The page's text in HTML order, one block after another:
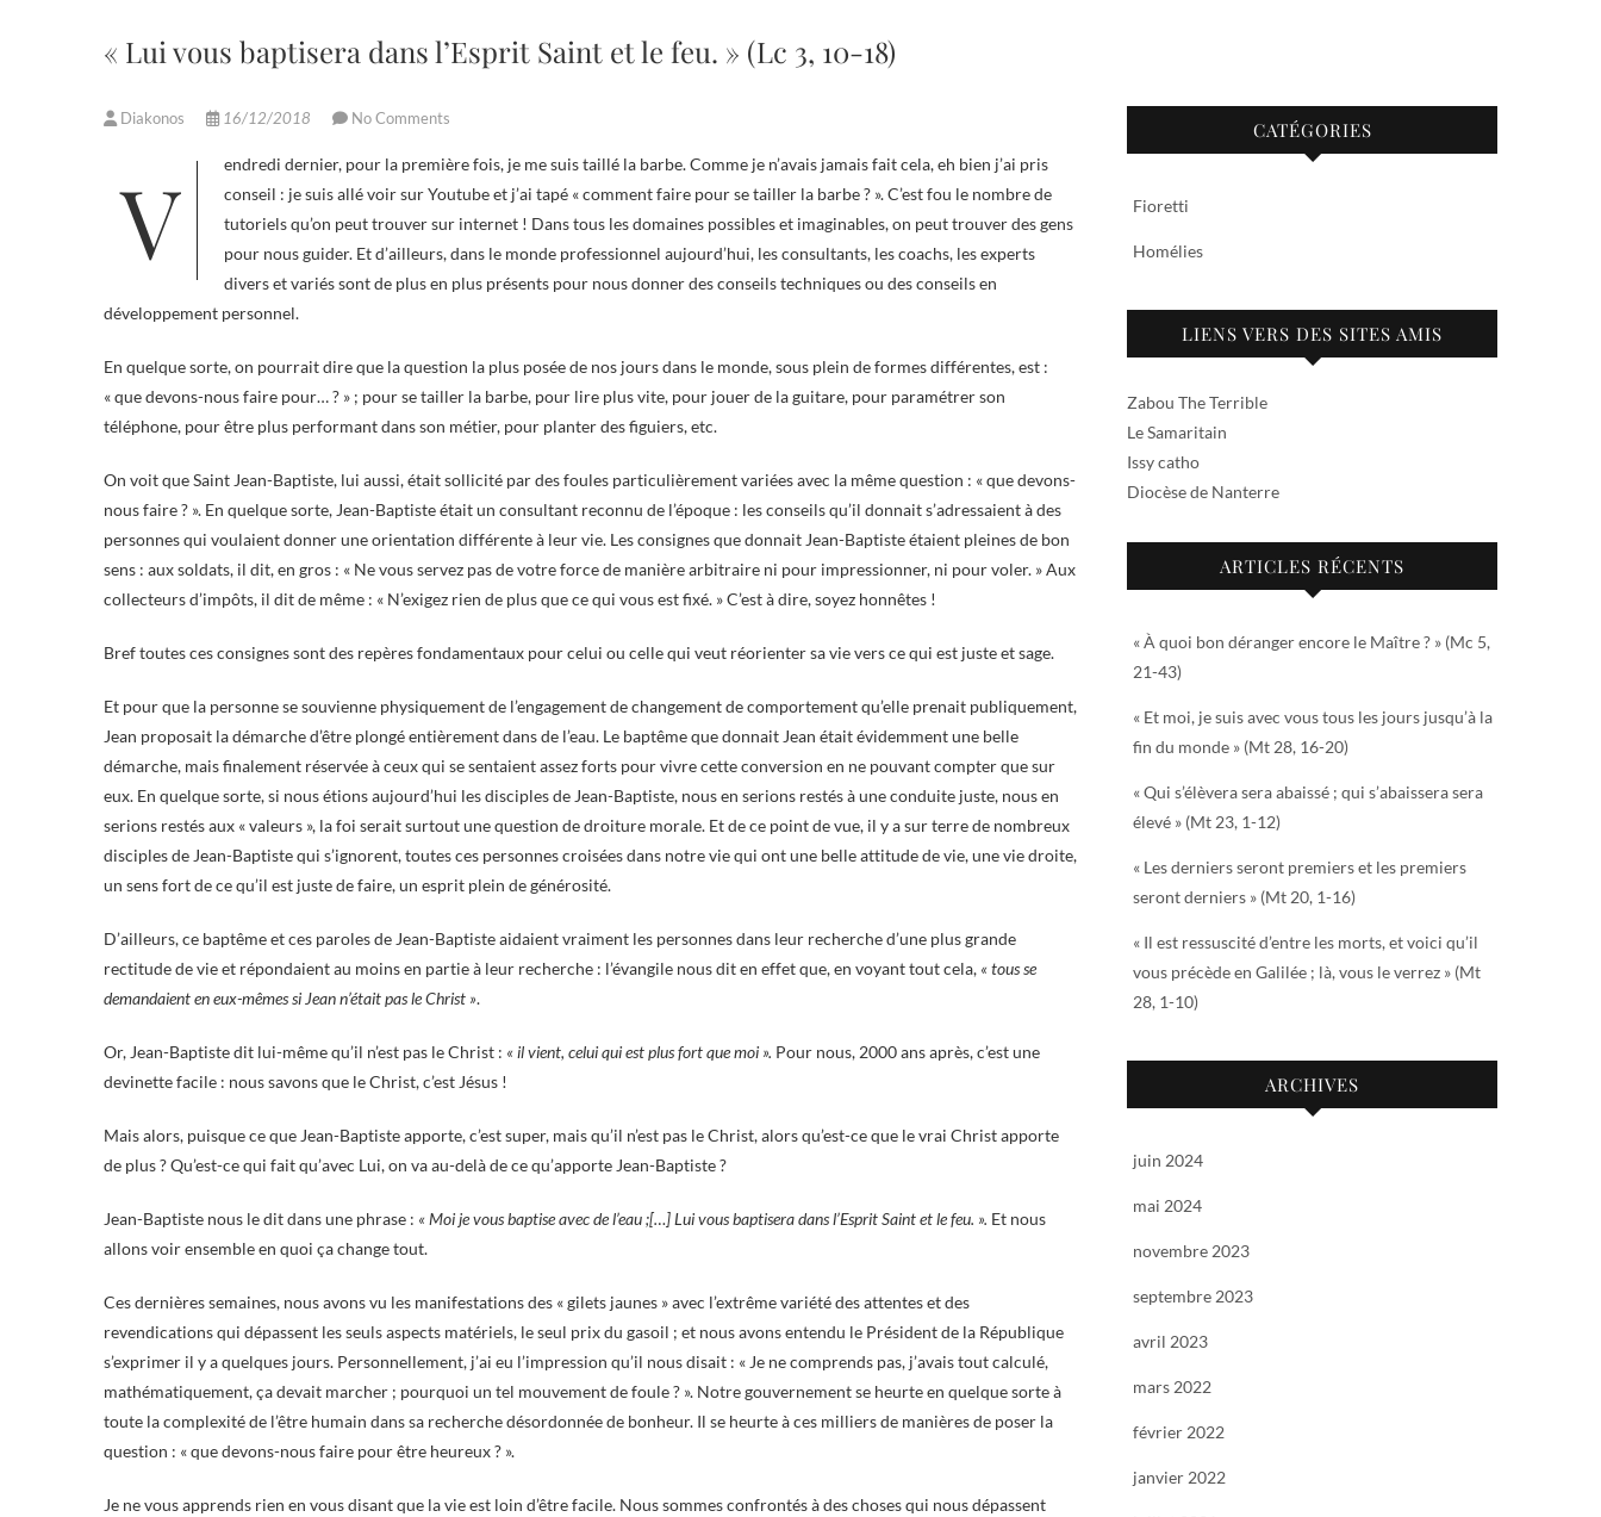
« Lui vous baptisera dans l’Esprit Saint et le feu. » (Lc 3, 10-18)
Diakonos 16/12/2018 No Comments
Vendredi dernier, pour la première fois, je me suis taillé la barbe. Comme je n’avais jamais fait cela, eh bien j’ai pris
conseil : je suis allé voir sur Youtube et j’ai tapé « comment faire pour se tailler la barbe ? ». C’est fou le nombre de
tutoriels qu’on peut trouver sur internet ! Dans tous les domaines possibles et imaginables, on peut trouver des gens
pour nous guider. Et d’ailleurs, dans le monde professionnel aujourd’hui, les consultants, les coachs, les experts
divers et variés sont de plus en plus présents pour nous donner des conseils techniques ou des conseils en
développement personnel.
En quelque sorte, on pourrait dire que la question la plus posée de nos jours dans le monde, sous plein de formes différentes, est :
« que devons-nous faire pour… ? » ; pour se tailler la barbe, pour lire plus vite, pour jouer de la guitare, pour paramétrer son
téléphone, pour être plus performant dans son métier, pour planter des figuiers, etc.
On voit que Saint Jean-Baptiste, lui aussi, était sollicité par des foules particulièrement variées avec la même question : « que devons-
nous faire ? ». En quelque sorte, Jean-Baptiste était un consultant reconnu de l’époque : les conseils qu’il donnait s’adressaient à des
personnes qui voulaient donner une orientation différente à leur vie. Les consignes que donnait Jean-Baptiste étaient pleines de bon
sens : aux soldats, il dit, en gros : « Ne vous servez pas de votre force de manière arbitraire ni pour impressionner, ni pour voler. » Aux
collecteurs d’impôts, il dit de même : « N’exigez rien de plus que ce qui vous est fixé. » C’est à dire, soyez honnêtes !
Bref toutes ces consignes sont des repères fondamentaux pour celui ou celle qui veut réorienter sa vie vers ce qui est juste et sage.
Et pour que la personne se souvienne physiquement de l’engagement de changement de comportement qu’elle prenait publiquement,
Jean proposait la démarche d’être plongé entièrement dans de l’eau. Le baptême que donnait Jean était évidemment une belle
démarche, mais finalement réservée à ceux qui se sentaient assez forts pour vivre cette conversion en ne pouvant compter que sur
eux. En quelque sorte, si nous étions aujourd’hui les disciples de Jean-Baptiste, nous en serions restés à une conduite juste, nous en
serions restés aux « valeurs », la foi serait surtout une question de droiture morale. Et de ce point de vue, il y a sur terre de nombreux
disciples de Jean-Baptiste qui s’ignorent, toutes ces personnes croisées dans notre vie qui ont une belle attitude de vie, une vie droite,
un sens fort de ce qu’il est juste de faire, un esprit plein de générosité.
D’ailleurs, ce baptême et ces paroles de Jean-Baptiste aidaient vraiment les personnes dans leur recherche d’une plus grande
rectitude de vie et répondaient au moins en partie à leur recherche : l’évangile nous dit en effet que, en voyant tout cela, « tous se
demandaient en eux-mêmes si Jean n’était pas le Christ ».
Or, Jean-Baptiste dit lui-même qu’il n’est pas le Christ : « il vient, celui qui est plus fort que moi ». Pour nous, 2000 ans après, c’est une
devinette facile : nous savons que le Christ, c’est Jésus !
Mais alors, puisque ce que Jean-Baptiste apporte, c’est super, mais qu’il n’est pas le Christ, alors qu’est-ce que le vrai Christ apporte
de plus ? Qu’est-ce qui fait qu’avec Lui, on va au-delà de ce qu’apporte Jean-Baptiste ?
Jean-Baptiste nous le dit dans une phrase : « Moi je vous baptise avec de l’eau ;[…] Lui vous baptisera dans l’Esprit Saint et le feu. ». Et nous
allons voir ensemble en quoi ça change tout.
Ces dernières semaines, nous avons vu les manifestations des « gilets jaunes » avec l’extrême variété des attentes et des
revendications qui dépassent les seuls aspects matériels, le seul prix du gasoil ; et nous avons entendu le Président de la République
s’exprimer il y a quelques jours. Personnellement, j’ai eu l’impression qu’il nous disait : « Je ne comprends pas, j’avais tout calculé,
mathématiquement, ça devait marcher ; pourquoi un tel mouvement de foule ? ». Notre gouvernement se heurte en quelque sorte à
toute la complexité de l’être humain dans sa recherche désordonnée de bonheur. Il se heurte à ces milliers de manières de poser la
question : « que devons-nous faire pour être heureux ? ».
Je ne vous apprends rien en vous disant que la vie est loin d’être facile. Nous sommes confrontés à des choses qui nous dépassent
CATÉGORIES
Fioretti
Homélies
LIENS VERS DES SITES AMIS
Zabou The Terrible
Le Samaritain
Issy catho
Diocèse de Nanterre
ARTICLES RÉCENTS
« À quoi bon déranger encore le Maître ? » (Mc 5,
21-43)
« Et moi, je suis avec vous tous les jours jusqu’à la
fin du monde » (Mt 28, 16-20)
« Qui s’élèvera sera abaissé ; qui s’abaissera sera
élevé » (Mt 23, 1-12)
« Les derniers seront premiers et les premiers
seront derniers » (Mt 20, 1-16)
« Il est ressuscité d’entre les morts, et voici qu’il
vous précède en Galilée ; là, vous le verrez » (Mt
28, 1-10)
ARCHIVES
juin 2024
mai 2024
novembre 2023
septembre 2023
avril 2023
mars 2022
février 2022
janvier 2022